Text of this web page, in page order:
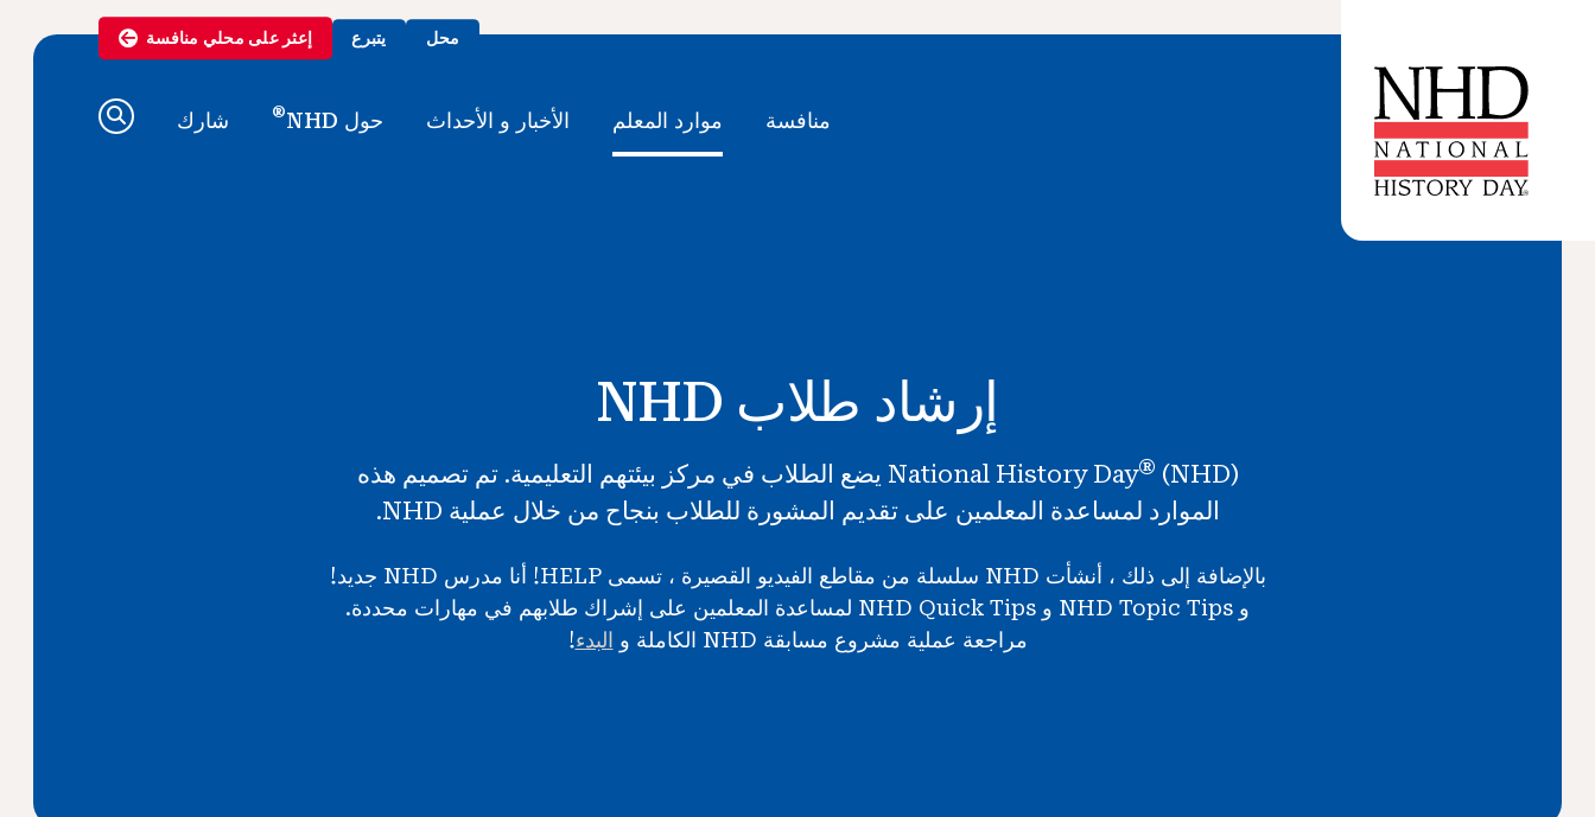
محل يتبرع إعثر على محلي منافسة
منافسة موارد المعلم الأخبار و الأحداث حول NHD ® شارك
إرشاد طلاب NHD
National History Day®
(NHD) يضع الطلاب في مركز بيئتهم التعليمية. تم تصميم هذه
الموارد لمساعدة المعلمين على تقديم المشورة للطلاب بنجاح من خلال عملية NHD.
بالإضافة إلى ذلك ، أنشأت NHD سلسلة من مقاطع الفيديو القصيرة ، تسمى HELP! أنا مدرس NHD جديد!
و NHD Topic Tips و NHD Quick Tips لمساعدة المعلمين على إشراك طلابهم في مهارات محددة.
مراجعة عملية مشروع مسابقة NHD الكاملة و
البدء!